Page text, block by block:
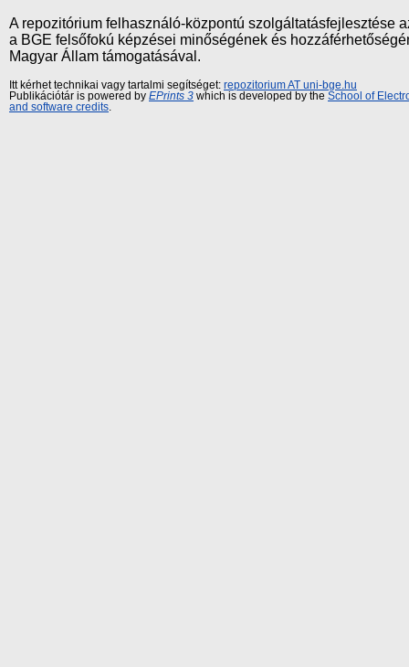
A repozitórium felhasználó-központú szolgáltatásfejlesztése
a BGE felsőfokú képzései minőségének és
Magyar Állam támogatásával.
Itt kérhet technikai vagy tartalmi segítséget: repozitorium AT uni-bge.hu
Publikációtár is powered by EPrints 3 which is developed by the School of
and software credits